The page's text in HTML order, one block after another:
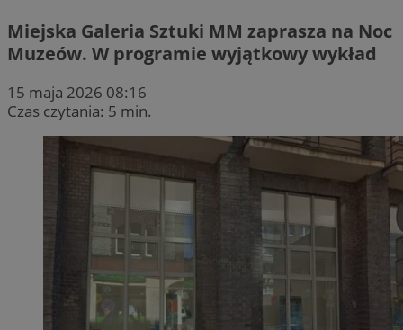
Miejska Galeria Sztuki MM zaprasza na Noc
Muzeów. W programie wyjątkowy wykład
15 maja 2026 08:16
Czas czytania: 5 min.